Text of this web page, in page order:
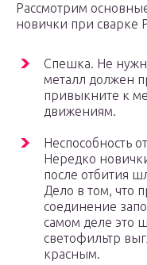
Рассмотрим
новички при сварке
Спешка. Не
металл должен
привыкните к
движениям.
Неспособность
Нередко
после отбития
Дело в том, что
соединение
самом деле это
светофильтр
красным.